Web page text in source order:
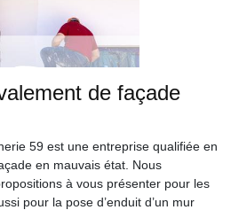
de façade
59 est une entreprise qualifiée en
en mauvais état. Nous
à vous présenter pour les
pour la pose d’enduit d’un mur